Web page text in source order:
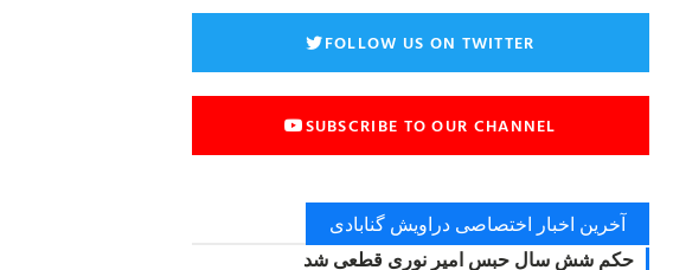
FOLLOW US ON TWITTER
SUBSCRIBE TO OUR CHANNEL
آخرین اخبار اختصاصی دراویش گنابادی
حکم شش سال حبس امیر نوری قطعی شد